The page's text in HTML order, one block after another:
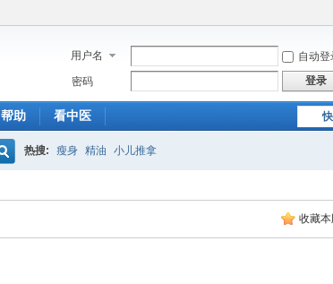
用户名 自动登
密码
登录
帮助 看中医
热搜: 瘦身 精油 小儿推拿
收藏本